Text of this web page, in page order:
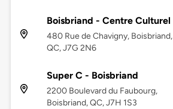
Boisbriand - Centre Culturel
480 Rue de Chavigny, Boisbriand,
QC, J7G 2N6
Super C - Boisbriand
2200 Boulevard du Faubourg,
Boisbriand, QC, J7H 1S3